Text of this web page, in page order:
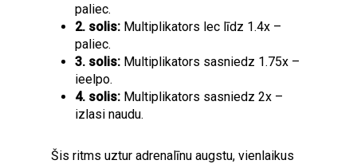
paliec.
2. solis: Multiplikators lec līdz 1.4x –
paliec.
3. solis: Multiplikators sasniedz 1.75x –
ieelpo.
4. solis: Multiplikators sasniedz 2x –
izlasi naudu.
Šis ritms uztur adrenalīnu augstu, vienlaikus